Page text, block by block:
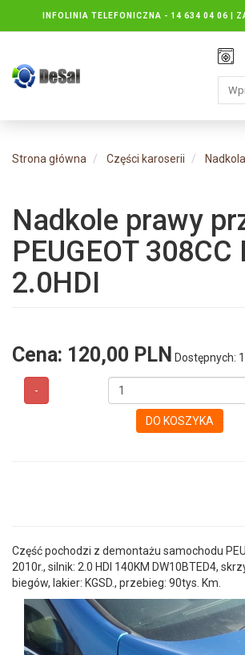
INFOLINIA TELEFONICZNA - 14 634 04 06 |
PONIEDZIAŁKU DO PIĄTKU : 8.30 DO 16.30,
Strona główna Części karoserii Nadkola
Nadkole prawy
PEUGEOT 308CC
2.0HDI
Cena: 120,00 PLN Dostępnych: 1
-
DO KOSZYKA
Część pochodzi z demontażu samochodu
2010r., silnik: 2.0 HDI 140KM DW10BTED4,
biegów, lakier: KGSD., przebieg: 90tys. Km.